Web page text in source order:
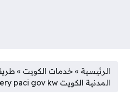
الرئيسية » خدمات الكويت »
المدنية الكويت delivery paci gov kw